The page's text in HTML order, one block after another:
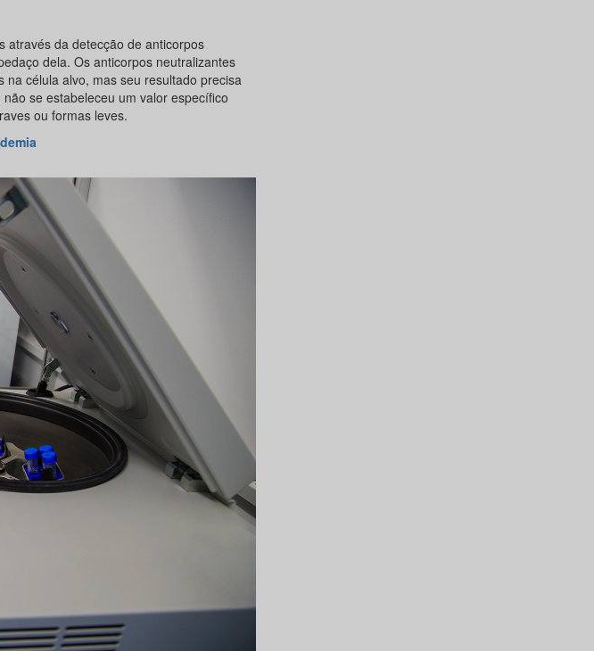
através da detecção de anticorpos
dela. Os anticorpos neutralizantes
célula alvo, mas seu resultado precisa
se estabeleceu um valor específico
ou formas leves.